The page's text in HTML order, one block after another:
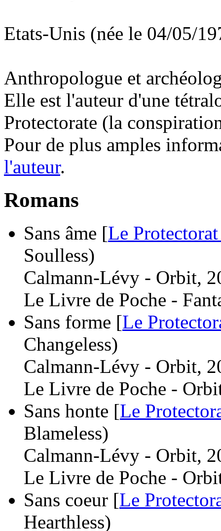
Etats-Unis (née le 04/05/
Anthropologue et
Elle est l'auteur d'une
Protectorate (la
Pour de plus amples
l'auteur.
Romans
Sans âme [Le
Soulless)
Calmann-Lévy - Orbit,
Le Livre de Poche -
Sans forme [Le
Changeless)
Calmann-Lévy - Orbit,
Le Livre de Poche -
Sans honte [Le
Blameless)
Calmann-Lévy - Orbit,
Le Livre de Poche -
Sans coeur [Le
Hearthless)